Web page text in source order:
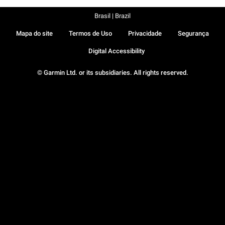
© Garmin Ltd. or its subsidiaries. All rights reserved.
Mapa do site Termos de Uso Privacidade Segurança
Digital Accessibility
Brasil | Brazil